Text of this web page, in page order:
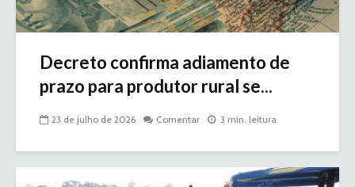
Decreto confirma adiamento de
prazo para produtor rural se...
23 de julho de 2026 Comentar 3 min. leitura